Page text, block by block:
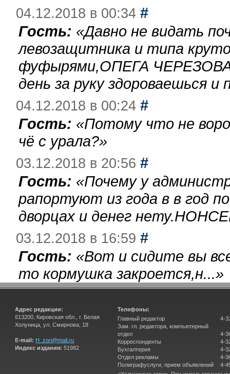
04.12.2018 в 00:34 #
Гость: «Давно не видать
левозащитника и типа
фуфырями,ОПЕГА
день за руку здороваешься
04.12.2018 в 00:24 #
Гость: «Потому что не
чё с урала?»
03.12.2018 в 20:56 #
Гость: «Почему у
рапортуют из года в в год
дворцах и денег
03.12.2018 в 16:59 #
Гость: «Вот и сидите вы
то кормушка закроется,н...»
Адрес редакции:
613200, Кировская обл., г. Белая
Холуница, ул. Смирнова, 18
E-mail: H_zori@mail.ru
Индекс издания: 51982
Телефоны:
Главный редактор
Зам. гл. редактора, компьютерный
отдел
Корреспонденты
Бухгалтерия
Отдел рекламы
Полиграфуслуги, прием объявлений
4-
4-
4-
4-
4-
4-